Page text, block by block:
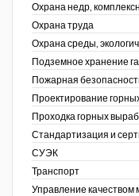
Охрана недр,
Охрана труда
Охрана среды,
Подземное хранение
Пожарная
Проектирование
Проходка горных
Стандартизация и
СУЭК
Транспорт
Управление качеством